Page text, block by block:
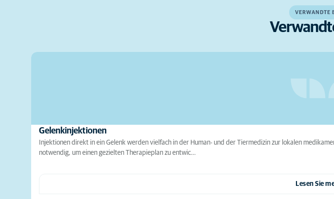
VERWANDTE
Gelenkinjektionen
Injektionen direkt in ein Gelenk werden vielfach in der Human- und der Tiermedizin zur lokalen
notwendig, um einen gezielten Therapieplan zu entwic…
Lesen Sie